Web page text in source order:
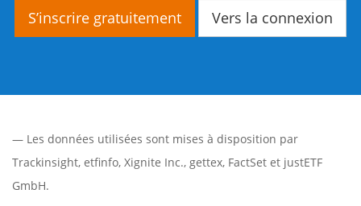
S’inscrire gratuitement Vers la connexion
— Les données utilisées sont mises à disposition par
Trackinsight, etfinfo, Xignite Inc., gettex, FactSet et justETF
GmbH.